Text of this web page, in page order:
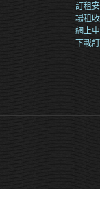
訂租
場租
網上
下載